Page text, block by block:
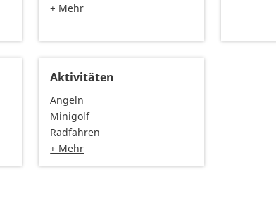
+ Mehr
Aktivitäten
Angeln
Minigolf
Radfahren
+ Mehr